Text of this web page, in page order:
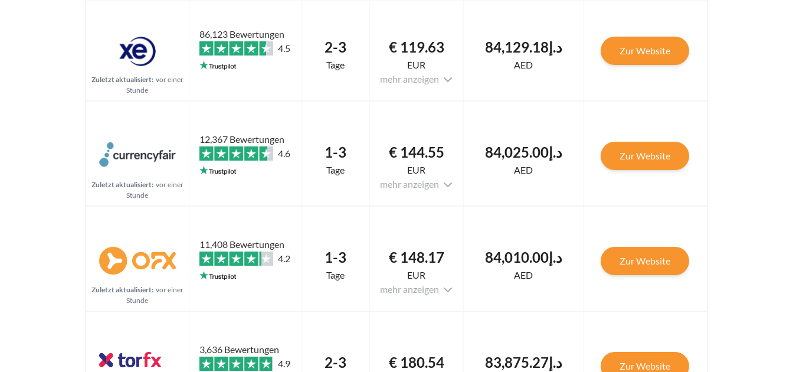
Zuletzt aktualisiert: vor einer
Stunde
86,123 Bewertungen
4.5
2-3
Tage
€ 119.63
EUR
mehr anzeigen
د.إ84,129.18
AED
Zur Website
Zuletzt aktualisiert: vor einer
Stunde
12,367 Bewertungen
4.6
1-3
Tage
€ 144.55
EUR
mehr anzeigen
د.إ84,025.00
AED
Zur Website
Zuletzt aktualisiert: vor einer
Stunde
11,408 Bewertungen
4.2
1-3
Tage
€ 148.17
EUR
mehr anzeigen
د.إ84,010.00
AED
Zur Website
3,636 Bewertungen
4.9
2-3 € 180.54 د.إ83,875.27 Zur Website